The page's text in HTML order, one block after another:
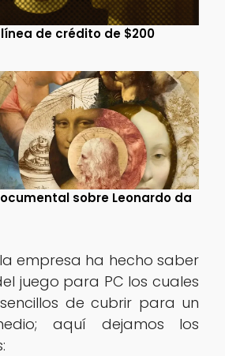
de crédito de $200
sobre Leonardo da
empresa ha hecho saber
juego para PC los cuales
de cubrir para un
aquí dejamos los